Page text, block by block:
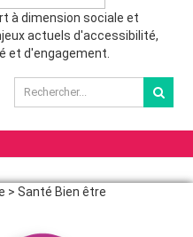
à dimension sociale et
actuels d'accessibilité,
et d'engagement.
> Santé Bien être